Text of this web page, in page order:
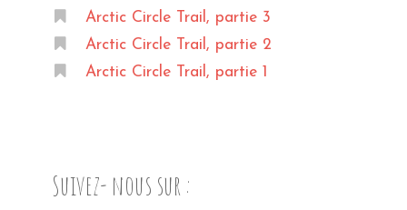
Arctic Circle Trail, partie 3
Arctic Circle Trail, partie 2
Arctic Circle Trail, partie 1
Suivez- nous sur :